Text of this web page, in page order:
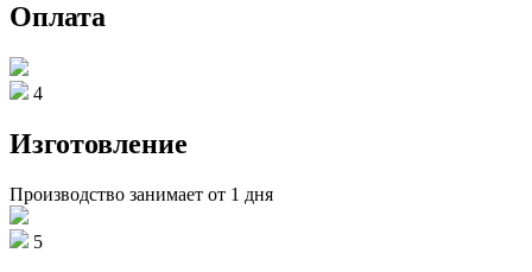
Оплата
4
Изготовление
Производство занимает от 1 дня
5